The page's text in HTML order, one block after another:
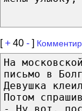
[+ 40 - ]
На
письмо в
Девушка
Потом
- Ну вот,